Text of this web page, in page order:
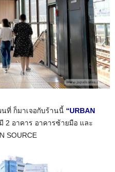
นที่ ก็มาเจอกับร้านนี้ “URBAN
2 อาคาร อาคารซ้ายมือ และ
SOURCE